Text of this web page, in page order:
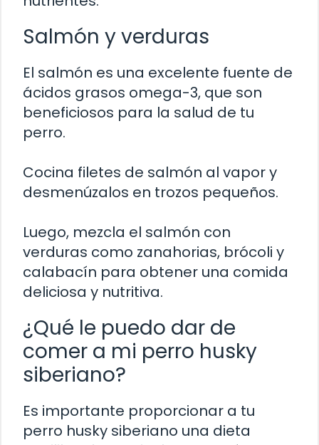
Salmón y verduras
El salmón es una excelente fuente de
ácidos grasos omega-3, que son
beneficiosos para la salud de tu
perro.
Cocina filetes de salmón al vapor y
desmenúzalos en trozos pequeños.
Luego, mezcla el salmón con
verduras como zanahorias, brócoli y
calabacín para obtener una comida
deliciosa y nutritiva.
¿Qué le puedo dar de
comer a mi perro husky
siberiano?
Es importante proporcionar a tu
perro husky siberiano una dieta